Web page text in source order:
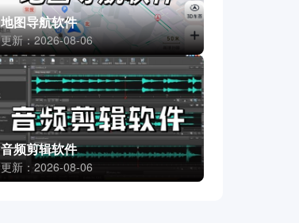
地图导航软件
更新：2026-08-06
音频剪辑软件
更新：2026-08-06